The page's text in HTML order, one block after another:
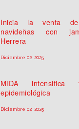
Inicia la venta
navideñas con
Herrera
Diciembre 02, 2025
MIDA intensifica
epidemiológica
Diciembre 02, 2025